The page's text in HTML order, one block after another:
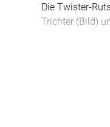
Die Twister-
Trichter (Bild)